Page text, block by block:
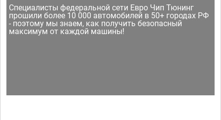
Специалисты федеральной сети Евро Чип Тюнинг
прошили более 10 000 автомобилей в 50+ городах РФ
- поэтому мы знаем, как получить безопасный
максимум от каждой машины!